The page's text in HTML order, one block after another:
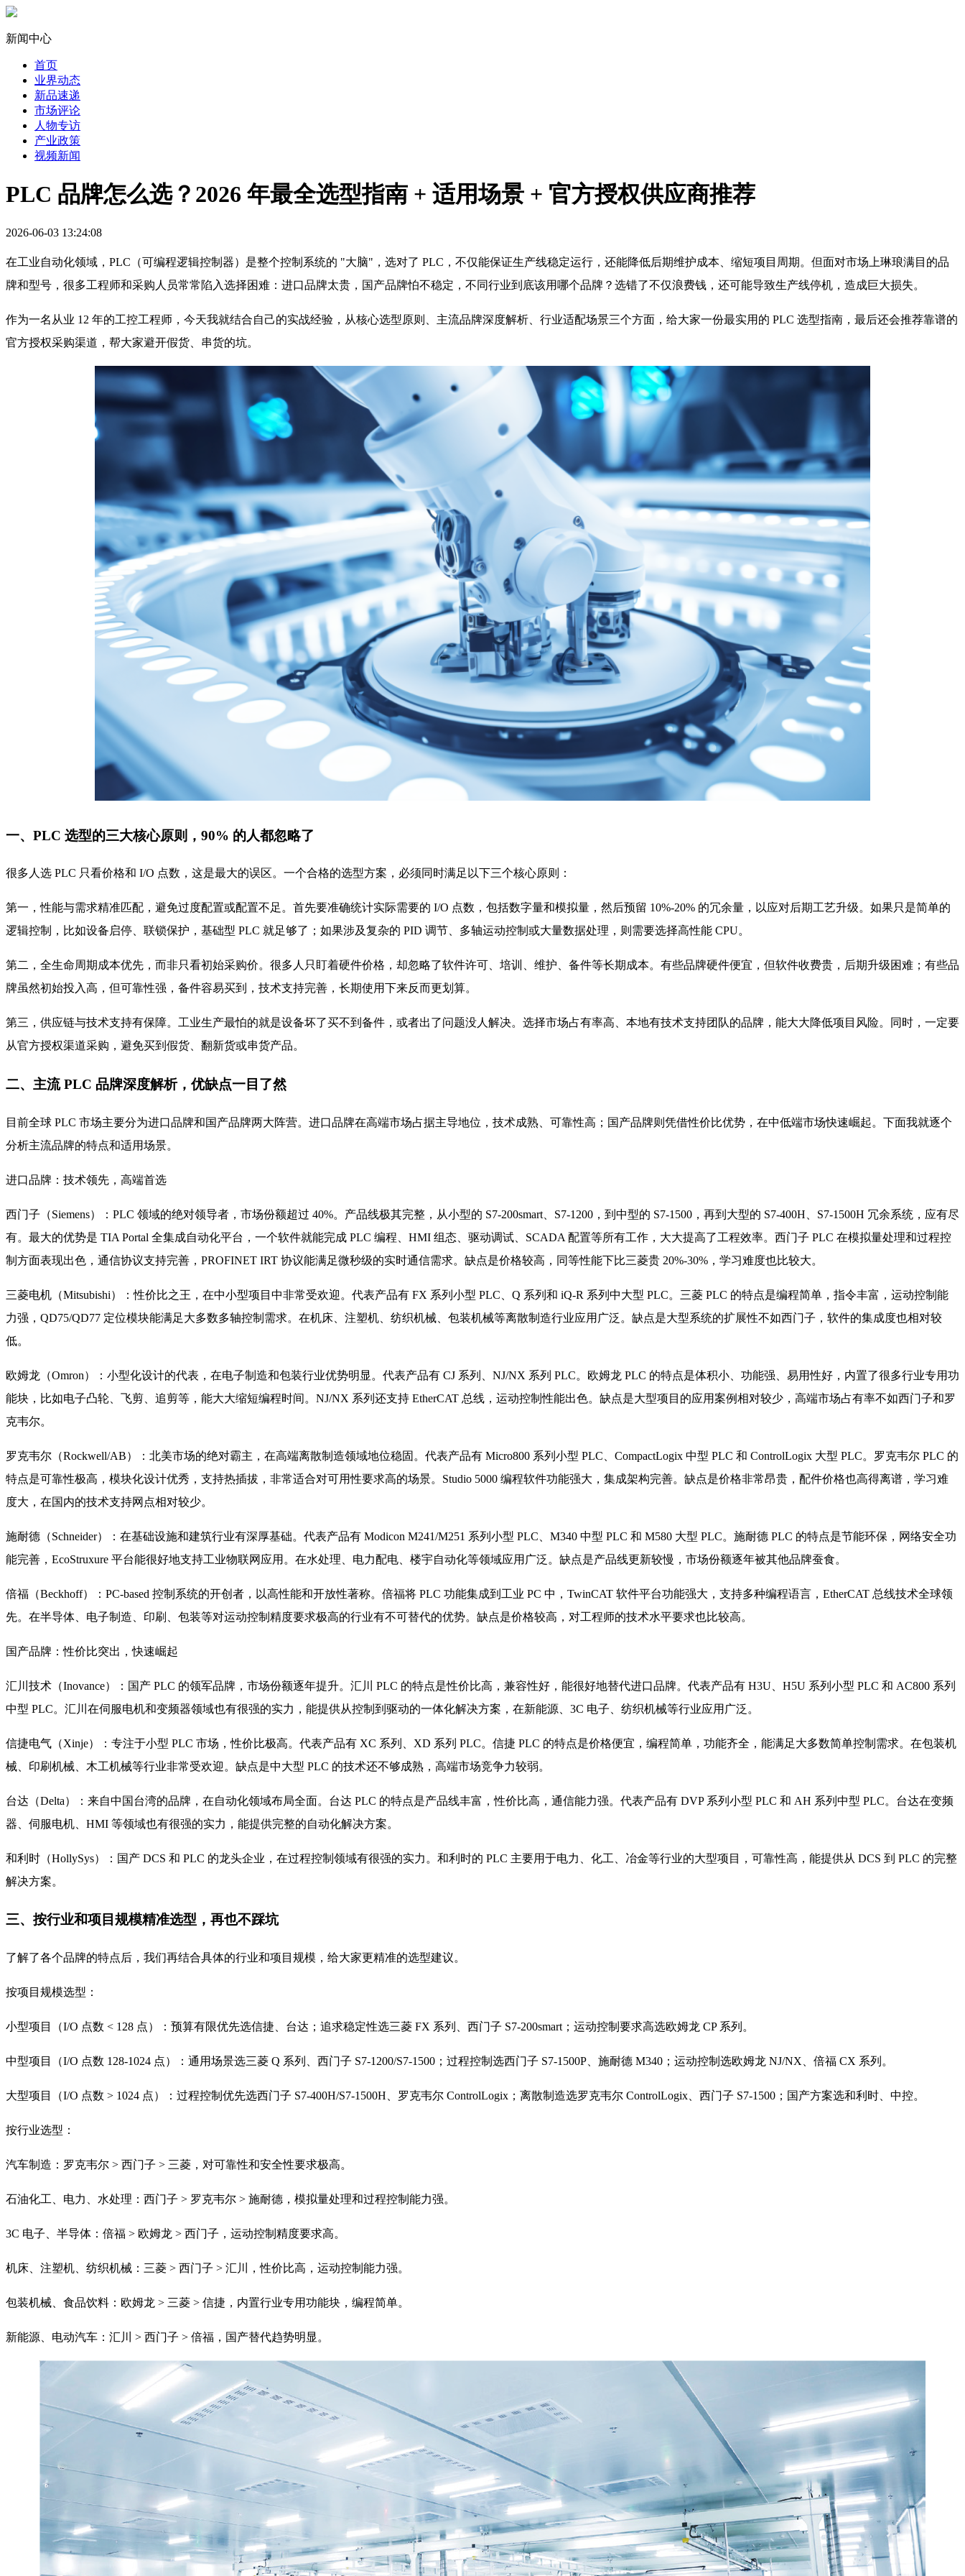
新闻中心
首页
业界动态
新品速递
市场评论
人物专访
产业政策
视频新闻
PLC 品牌怎么选？2026 年最全选型指南 + 适用场景 + 官方授权供应商推荐
2026-06-03 13:24:08
在工业自动化领域，PLC（可编程逻辑控制器）是整个控制系统的 "大脑"，选对了 PLC，不仅能保证生产线稳定运行，还能降低后期维护成本、缩短项目周期。但面对市场上琳琅满目的品
牌和型号，很多工程师和采购人员常常陷入选择困难：进口品牌太贵，国产品牌怕不稳定，不同行业到底该用哪个品牌？选错了不仅浪费钱，还可能导致生产线停机，造成巨大损失。
作为一名从业 12 年的工控工程师，今天我就结合自己的实战经验，从核心选型原则、主流品牌深度解析、行业适配场景三个方面，给大家一份最实用的 PLC 选型指南，最后还会推荐靠谱的
官方授权采购渠道，帮大家避开假货、串货的坑。
一、PLC 选型的三大核心原则，90% 的人都忽略了
很多人选 PLC 只看价格和 I/O 点数，这是最大的误区。一个合格的选型方案，必须同时满足以下三个核心原则：
第一，性能与需求精准匹配，避免过度配置或配置不足。首先要准确统计实际需要的 I/O 点数，包括数字量和模拟量，然后预留 10%-20% 的冗余量，以应对后期工艺升级。如果只是简单的
逻辑控制，比如设备启停、联锁保护，基础型 PLC 就足够了；如果涉及复杂的 PID 调节、多轴运动控制或大量数据处理，则需要选择高性能 CPU。
第二，全生命周期成本优先，而非只看初始采购价。很多人只盯着硬件价格，却忽略了软件许可、培训、维护、备件等长期成本。有些品牌硬件便宜，但软件收费贵，后期升级困难；有些品
牌虽然初始投入高，但可靠性强，备件容易买到，技术支持完善，长期使用下来反而更划算。
第三，供应链与技术支持有保障。工业生产最怕的就是设备坏了买不到备件，或者出了问题没人解决。选择市场占有率高、本地有技术支持团队的品牌，能大大降低项目风险。同时，一定要
从官方授权渠道采购，避免买到假货、翻新货或串货产品。
二、主流 PLC 品牌深度解析，优缺点一目了然
目前全球 PLC 市场主要分为进口品牌和国产品牌两大阵营。进口品牌在高端市场占据主导地位，技术成熟、可靠性高；国产品牌则凭借性价比优势，在中低端市场快速崛起。下面我就逐个
分析主流品牌的特点和适用场景。
进口品牌：技术领先，高端首选
西门子（Siemens）：PLC 领域的绝对领导者，市场份额超过 40%。产品线极其完整，从小型的 S7-200smart、S7-1200，到中型的 S7-1500，再到大型的 S7-400H、S7-1500H 冗余系统，应有尽
有。最大的优势是 TIA Portal 全集成自动化平台，一个软件就能完成 PLC 编程、HMI 组态、驱动调试、SCADA 配置等所有工作，大大提高了工程效率。西门子 PLC 在模拟量处理和过程控
制方面表现出色，通信协议支持完善，PROFINET IRT 协议能满足微秒级的实时通信需求。缺点是价格较高，同等性能下比三菱贵 20%-30%，学习难度也比较大。
三菱电机（Mitsubishi）：性价比之王，在中小型项目中非常受欢迎。代表产品有 FX 系列小型 PLC、Q 系列和 iQ-R 系列中大型 PLC。三菱 PLC 的特点是编程简单，指令丰富，运动控制能
力强，QD75/QD77 定位模块能满足大多数多轴控制需求。在机床、注塑机、纺织机械、包装机械等离散制造行业应用广泛。缺点是大型系统的扩展性不如西门子，软件的集成度也相对较
低。
欧姆龙（Omron）：小型化设计的代表，在电子制造和包装行业优势明显。代表产品有 CJ 系列、NJ/NX 系列 PLC。欧姆龙 PLC 的特点是体积小、功能强、易用性好，内置了很多行业专用功
能块，比如电子凸轮、飞剪、追剪等，能大大缩短编程时间。NJ/NX 系列还支持 EtherCAT 总线，运动控制性能出色。缺点是大型项目的应用案例相对较少，高端市场占有率不如西门子和罗
克韦尔。
罗克韦尔（Rockwell/AB）：北美市场的绝对霸主，在高端离散制造领域地位稳固。代表产品有 Micro800 系列小型 PLC、CompactLogix 中型 PLC 和 ControlLogix 大型 PLC。罗克韦尔 PLC 的
特点是可靠性极高，模块化设计优秀，支持热插拔，非常适合对可用性要求高的场景。Studio 5000 编程软件功能强大，集成架构完善。缺点是价格非常昂贵，配件价格也高得离谱，学习难
度大，在国内的技术支持网点相对较少。
施耐德（Schneider）：在基础设施和建筑行业有深厚基础。代表产品有 Modicon M241/M251 系列小型 PLC、M340 中型 PLC 和 M580 大型 PLC。施耐德 PLC 的特点是节能环保，网络安全功
能完善，EcoStruxure 平台能很好地支持工业物联网应用。在水处理、电力配电、楼宇自动化等领域应用广泛。缺点是产品线更新较慢，市场份额逐年被其他品牌蚕食。
倍福（Beckhoff）：PC-based 控制系统的开创者，以高性能和开放性著称。倍福将 PLC 功能集成到工业 PC 中，TwinCAT 软件平台功能强大，支持多种编程语言，EtherCAT 总线技术全球领
先。在半导体、电子制造、印刷、包装等对运动控制精度要求极高的行业有不可替代的优势。缺点是价格较高，对工程师的技术水平要求也比较高。
国产品牌：性价比突出，快速崛起
汇川技术（Inovance）：国产 PLC 的领军品牌，市场份额逐年提升。汇川 PLC 的特点是性价比高，兼容性好，能很好地替代进口品牌。代表产品有 H3U、H5U 系列小型 PLC 和 AC800 系列
中型 PLC。汇川在伺服电机和变频器领域也有很强的实力，能提供从控制到驱动的一体化解决方案，在新能源、3C 电子、纺织机械等行业应用广泛。
信捷电气（Xinje）：专注于小型 PLC 市场，性价比极高。代表产品有 XC 系列、XD 系列 PLC。信捷 PLC 的特点是价格便宜，编程简单，功能齐全，能满足大多数简单控制需求。在包装机
械、印刷机械、木工机械等行业非常受欢迎。缺点是中大型 PLC 的技术还不够成熟，高端市场竞争力较弱。
台达（Delta）：来自中国台湾的品牌，在自动化领域布局全面。台达 PLC 的特点是产品线丰富，性价比高，通信能力强。代表产品有 DVP 系列小型 PLC 和 AH 系列中型 PLC。台达在变频
器、伺服电机、HMI 等领域也有很强的实力，能提供完整的自动化解决方案。
和利时（HollySys）：国产 DCS 和 PLC 的龙头企业，在过程控制领域有很强的实力。和利时的 PLC 主要用于电力、化工、冶金等行业的大型项目，可靠性高，能提供从 DCS 到 PLC 的完整
解决方案。
三、按行业和项目规模精准选型，再也不踩坑
了解了各个品牌的特点后，我们再结合具体的行业和项目规模，给大家更精准的选型建议。
按项目规模选型：
小型项目（I/O 点数 < 128 点）：预算有限优先选信捷、台达；追求稳定性选三菱 FX 系列、西门子 S7-200smart；运动控制要求高选欧姆龙 CP 系列。
中型项目（I/O 点数 128-1024 点）：通用场景选三菱 Q 系列、西门子 S7-1200/S7-1500；过程控制选西门子 S7-1500P、施耐德 M340；运动控制选欧姆龙 NJ/NX、倍福 CX 系列。
大型项目（I/O 点数 > 1024 点）：过程控制优先选西门子 S7-400H/S7-1500H、罗克韦尔 ControlLogix；离散制造选罗克韦尔 ControlLogix、西门子 S7-1500；国产方案选和利时、中控。
按行业选型：
汽车制造：罗克韦尔 > 西门子 > 三菱，对可靠性和安全性要求极高。
石油化工、电力、水处理：西门子 > 罗克韦尔 > 施耐德，模拟量处理和过程控制能力强。
3C 电子、半导体：倍福 > 欧姆龙 > 西门子，运动控制精度要求高。
机床、注塑机、纺织机械：三菱 > 西门子 > 汇川，性价比高，运动控制能力强。
包装机械、食品饮料：欧姆龙 > 三菱 > 信捷，内置行业专用功能块，编程简单。
新能源、电动汽车：汇川 > 西门子 > 倍福，国产替代趋势明显。